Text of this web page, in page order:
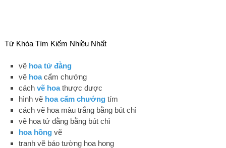
Từ Khóa Tìm Kiếm Nhiều Nhất
vẽ hoa tử đằng
vẽ hoacẩm chướng
cáchvẽ hoathược dược
hình vẽ hoa cẩm chướng tím
cách vẽ hoa màu trắng bằng bút chì
vẽ hoa tử đằng bằng bút chì
hoa hồng vẽ
tranh vẽ báo tường hoa hong